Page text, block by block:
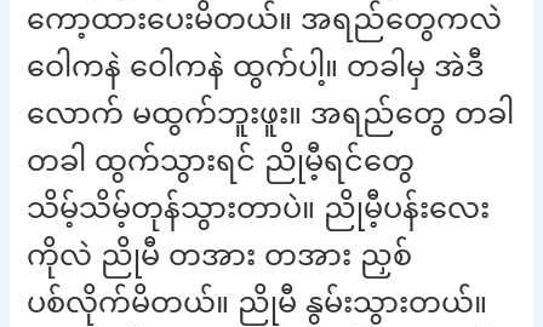
ကော့ထားပေးမိတယ်။ အရည်တွေကလဲ
ဝေါကနဲ ဝေါကနဲ ထွက်ပါ့။ တခါမှ အဲဒီ
လောက် မထွက်ဘူးဖူး။ အရည်တွေ တခါ
တခါ ထွက်သွားရင် ညိုမီ့ရင်တွေ
သိမ့်သိမ့်တုန်သွားတာပဲ။ ညိုမီ့ပန်းလေး
ကိုလဲ ညိုမီ တအား တအား ညှစ်
ပစ်လိုက်မိတယ်။ ညိုမီ နွမ်းသွားတယ်။